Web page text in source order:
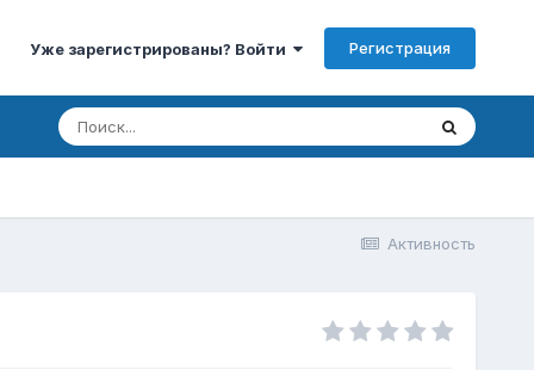
Уже зарегистрированы? Войти Регистрация
Активность